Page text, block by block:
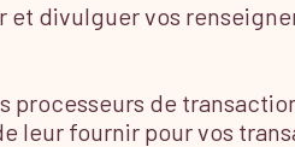
divulguer vos
de
fournir pour vos